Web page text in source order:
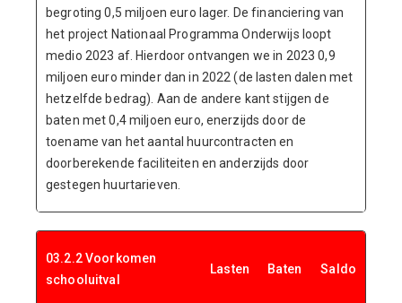
begroting 0,5 miljoen euro lager. De financiering van
het project Nationaal Programma Onderwijs loopt
medio 2023 af. Hierdoor ontvangen we in 2023 0,9
miljoen euro minder dan in 2022 (de lasten dalen met
hetzelfde bedrag). Aan de andere kant stijgen de
baten met 0,4 miljoen euro, enerzijds door de
toename van het aantal huurcontracten en
doorberekende faciliteiten en anderzijds door
gestegen huurtarieven.
03.2.2 Voorkomen
schooluitval
Lasten Baten Saldo